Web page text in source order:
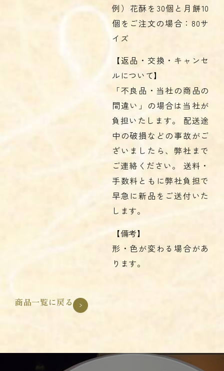
例）花酥を30個と月餅10
個をご注文の場合：80サ
イズ
【返品・交換・キャンセ
ルについて】
「不良品・当社の商品の
間違い」の場合は当社が
負担いたします。 配送途
中の破損などの事故がご
ざいましたら、弊社まで
ご連絡ください。 送料・
手数料ともに弊社負担で
早急に新品をご送付いた
します。
【備考】
形・色が変わる場合があ
ります。
商品一覧に戻る